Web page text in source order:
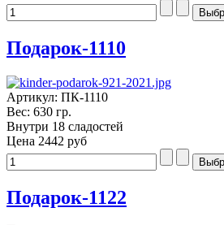
Подарок-1110
Артикул: ПК-1110
Вес: 630 гр.
Внутри 18 сладостей
Цена 2442 руб
Подарок-1122